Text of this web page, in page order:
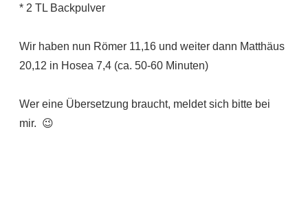
* 2 TL Backpulver
Wir haben nun Römer 11,16 und weiter dann Matthäus
20,12 in Hosea 7,4 (ca. 50-60 Minuten)
Wer eine Übersetzung braucht, meldet sich bitte bei
mir. 😉